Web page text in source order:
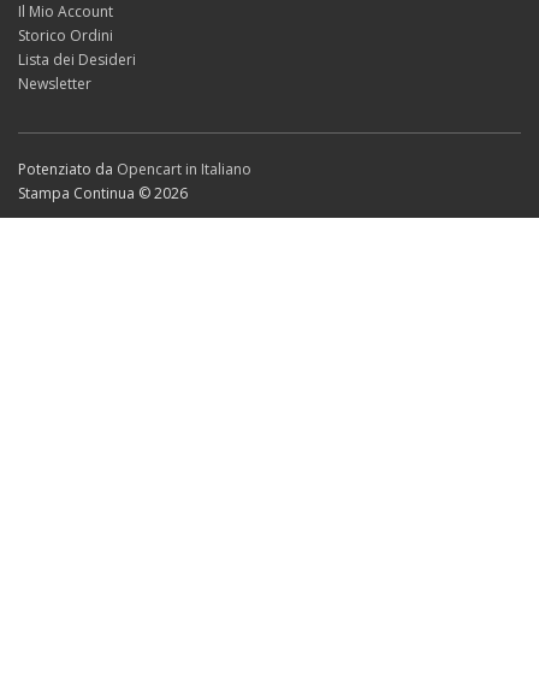
Il Mio Account
Storico Ordini
Lista dei Desideri
Newsletter
Potenziato da Opencart in Italiano
Stampa Continua © 2026